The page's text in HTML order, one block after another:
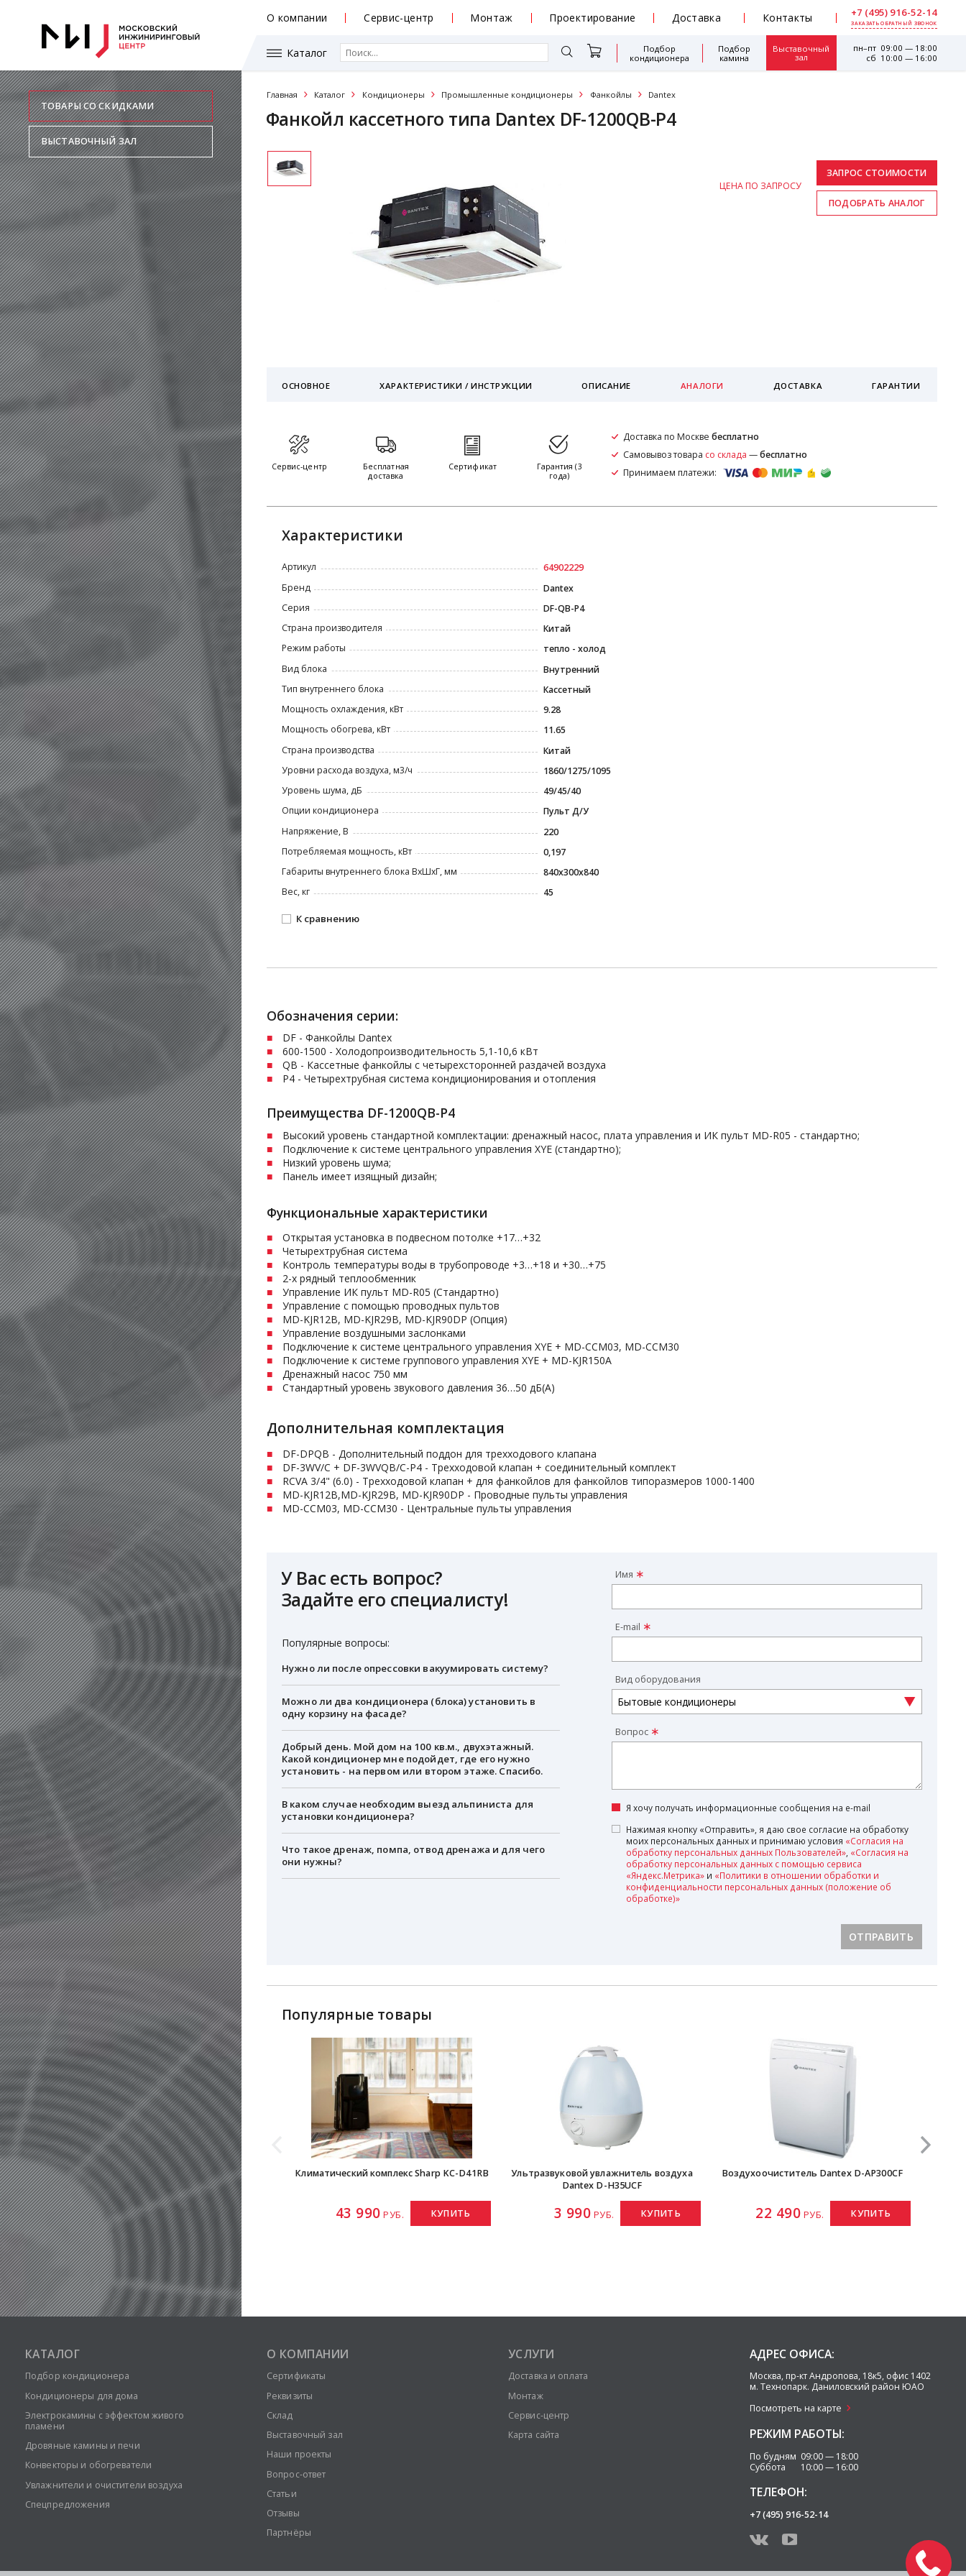
О компании Сервис-центр Монтаж Проектирование Доставка Контакты +7 (495) 916-52-14
ЗАКАЗАТЬ ОБРАТНЫЙ ЗВОНОК
Каталог
Подбор
кондиционера
Подбор
камина
Выставочный
зал
пн–пт 09:00 — 18:00
сб 10:00 — 16:00
ТОВАРЫ СО СКИДКАМИ
ВЫСТАВОЧНЫЙ ЗАЛ
Главная Каталог Кондиционеры Промышленные кондиционеры Фанкойлы Dantex
Фанкойл кассетного типа Dantex DF-1200QB-P4
ЦЕНА ПО ЗАПРОСУ
ОСНОВНОЕ ХАРАКТЕРИСТИКИ / ИНСТРУКЦИИ ОПИСАНИЕ АНАЛОГИ ДОСТАВКА ГАРАНТИИ
Сервис-центр
Бесплатная
доставка
Сертификат
Гарантия (3
года)
Доставка по Москве бесплатно
Самовывоз товара со склада —бесплатно
Принимаем платежи:
Характеристики
Артикул
64902229
Бренд
Dantex
Серия
DF-QB-P4
Страна производителя
Китай
Режим работы
тепло - холод
Вид блока
Внутренний
Тип внутреннего блока
Кассетный
Мощность охлаждения, кВт
9.28
Мощность обогрева, кВт
11.65
Страна производства
Китай
Уровни расхода воздуха, м3/ч
1860/1275/1095
Уровень шума, дБ
49/45/40
Опции кондиционера
Пульт Д/У
Напряжение, В
220
Потребляемая мощность, кВт
0,197
Габариты внутреннего блока ВxШxГ, мм
840х300х840
Вес, кг
45
К сравнению
Обозначения серии:
DF - Фанкойлы Dantex
600-1500 - Холодопроизводительность 5,1-10,6 кВт
QВ - Кассетные фанкойлы с четырехсторонней раздачей воздуха
P4 - Четырехтрубная система кондиционирования и отопления
Преимущества DF-1200QB-P4
Высокий уровень стандартной комплектации: дренажный насос, плата управления и ИК пульт MD-R05 - стандартно;
Подключение к системе центрального управления XYE (стандартно);
Низкий уровень шума;
Панель имеет изящный дизайн;
Функциональные характеристики
Открытая установка в подвесном потолке +17…+32
Четырехтрубная система
Контроль температуры воды в трубопроводе +3…+18 и +30…+75
2-х рядный теплообменник
Управление ИК пульт MD-R05 (Стандартно)
Управление с помощью проводных пультов
MD-KJR12B, MD-KJR29B, MD-KJR90DP (Опция)
Управление воздушными заслонками
Подключение к системе центрального управления XYE + MD-CCM03, MD-CCM30
Подключение к системе группового управления XYE + MD-KJR150A
Дренажный насос 750 мм
Стандартный уровень звукового давления 36…50 дБ(А)
Дополнительная комплектация
DF-DPQB - Дополнительный поддон для трехходового клапана
DF-3WV/C + DF-3WVQB/C-P4 - Трехходовой клапан + cоединительный комплект
RCVA 3/4" (6.0) - Трехходовой клапан + для фанкойлов для фанкойлов типоразмеров 1000-1400
MD-KJR12B,MD-KJR29B, MD-KJR90DP - Проводные пульты управления
MD-CCM03, MD-CCM30 - Центральные пульты управления
У Вас есть вопрос?
Задайте его специалисту!
Популярные вопросы:
Нужно ли после опрессовки вакуумировать систему?
Можно ли два кондиционера (блока) установить в
одну корзину на фасаде?
Добрый день. Мой дом на 100 кв.м., двухэтажный.
Какой кондиционер мне подойдет, где его нужно
установить - на первом или втором этаже. Спасибо.
В каком случае необходим выезд альпиниста для
установки кондиционера?
Что такое дренаж, помпа, отвод дренажа и для чего
они нужны?
Имя
E-mail
Вид оборудования
Вопрос
Я хочу получать информационные сообщения на e-mail
Нажимая кнопку «Отправить», я даю свое согласие на обработку
моих персональных данных и принимаю условия «Согласия на
обработку персональных данных Пользователей», «Согласия на
обработку персональных данных с помощью сервиса
«Яндекс.Метрика» и «Политики в отношении обработки и
конфиденциальности персональных данных (положение об
обработке)»
ОТПРАВИТЬ
Популярные товары
Климатический комплекс Sharp KC-D41RB
43 990 РУБ. КУПИТЬ
Ультразвуковой увлажнитель воздуха
Dantex D-H35UCF
3 990 РУБ. КУПИТЬ
Воздухоочиститель Dantex D-AP300CF
22 490 РУБ. КУПИТЬ
КАТАЛОГ
Подбор кондиционера
Кондиционеры для дома
Электрокамины с эффектом живого
пламени
Дровяные камины и печи
Конвекторы и обогреватели
Увлажнители и очистители воздуха
Спецпредложения
О КОМПАНИИ
Сертификаты
Реквизиты
Склад
Выставочный зал
Наши проекты
Вопрос-ответ
Статьи
Отзывы
Партнёры
УСЛУГИ
Доставка и оплата
Монтаж
Сервис-центр
Карта сайта
АДРЕС ОФИСА:
Москва, пр-кт Андропова, 18к5, офис 1402
м. Технопарк. Даниловский район ЮАО
Посмотреть на карте
РЕЖИМ РАБОТЫ:
По будням 09:00 — 18:00
Суббота 10:00 — 16:00
ТЕЛЕФОН:
+7 (495) 916-52-14